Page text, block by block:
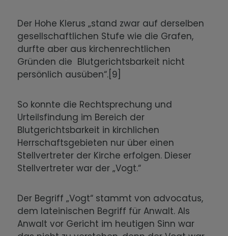
Der Hohe Klerus „stand zwar auf derselben
gesellschaftlichen Stufe wie die Grafen,
durfte aber aus kirchenrechtlichen
Gründen die Blutgerichtsbarkeit nicht
persönlich ausüben“.[9]
So konnte die Rechtsprechung und
Urteilsfindung im Bereich der
Blutgerichtsbarkeit in kirchlichen
Herrschaftsgebieten nur über einen
Stellvertreter der Kirche erfolgen. Dieser
Stellvertreter war der „Vogt.“
Der Begriff „Vogt“ stammt von advocatus,
dem lateinischen Begriff für Anwalt. Als
Anwalt vor Gericht im heutigen Sinn war